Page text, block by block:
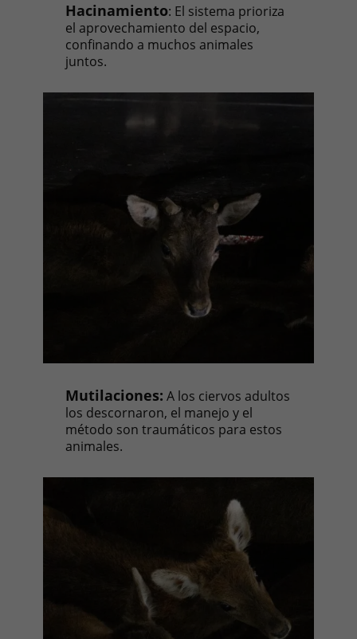
Hacinamiento: El sistema prioriza
el aprovechamiento del espacio,
confinando a muchos animales
juntos.
Mutilaciones: A los ciervos adultos
los descornaron, el manejo y el
método son traumáticos para estos
animales.